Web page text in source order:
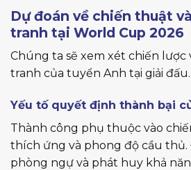
Dự đoán về chiến thuật
tranh tại World Cup 2026
Chúng ta sẽ xem xét chiến lược
tranh của tuyển Anh tại giải đấu.
Yếu tố quyết định thành bại
Thành công phụ thuộc vào
thích ứng và phong độ cầu thủ.
phòng ngự và phát huy khả